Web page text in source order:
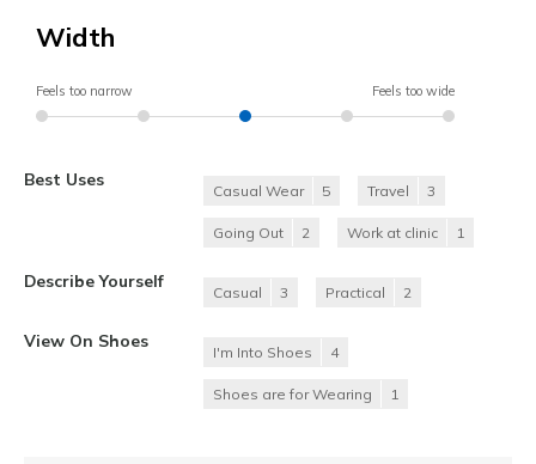
Width
Feels too narrow Feels too wide
Best Uses
Casual Wear 5 Travel 3
Going Out 2 Work at clinic 1
Describe Yourself
Casual 3 Practical 2
View On Shoes
I'm Into Shoes 4
Shoes are for Wearing 1